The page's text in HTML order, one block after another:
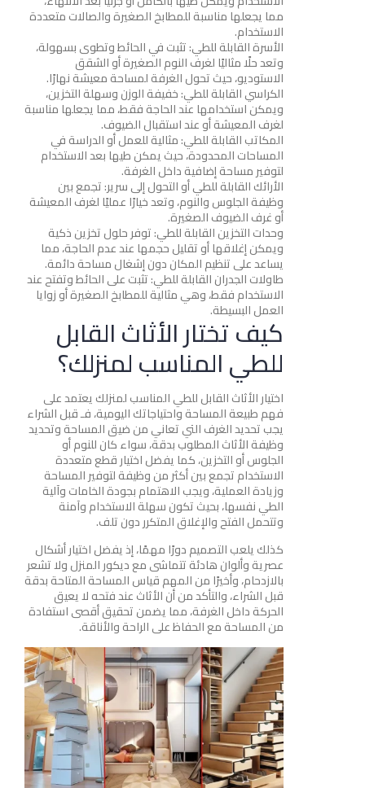
مما يجعلها مناسبة للمطابخ الصغيرة والصالات متعددة
الاستخدام.
الأسرة القابلة للطي: تثبت في الحائط وتطوى بسهولة،
وتعد حلًا مثاليًا لغرف النوم الصغيرة أو الشقق
الاستوديو، حيث تحول الغرفة لمساحة معيشة نهارًا.
الكراسي القابلة للطي: خفيفة الوزن وسهلة التخزين،
ويمكن استخدامها عند الحاجة فقط، مما يجعلها مناسبة
لغرف المعيشة أو عند استقبال الضيوف.
المكاتب القابلة للطي: مثالية للعمل أو الدراسة في
المساحات المحدودة، حيث يمكن طيها بعد الاستخدام
لتوفير مساحة إضافية داخل الغرفة.
الأرائك القابلة للطي أو التحول إلى سرير: تجمع بين
وظيفة الجلوس والنوم، وتعد خيارًا عمليًا لغرف المعيشة
أو غرف الضيوف الصغيرة.
وحدات التخزين القابلة للطي: توفر حلول تخزين ذكية
ويمكن إغلاقها أو تقليل حجمها عند عدم الحاجة، مما
يساعد على تنظيم المكان دون إشغال مساحة دائمة.
طاولات الجدران القابلة للطي: تثبت على الحائط وتفتح عند
الاستخدام فقط، وهي مثالية للمطابخ الصغيرة أو زوايا
العمل البسيطة.
كيف تختار الأثاث القابل
للطي المناسب لمنزلك؟
اختيار الأثاث القابل للطي المناسب لمنزلك يعتمد على
فهم طبيعة المساحة واحتياجاتك اليومية، فـ قبل الشراء
يجب تحديد الغرف التي تعاني من ضيق المساحة وتحديد
وظيفة الأثاث المطلوب بدقة، سواء كان للنوم أو
الجلوس أو التخزين، كما يفضل اختيار قطع متعددة
الاستخدام تجمع بين أكثر من وظيفة لتوفير المساحة
وزيادة العملية، ويجب الاهتمام بجودة الخامات وآلية
الطي نفسها، بحيث تكون سهلة الاستخدام وآمنة
وتتحمل الفتح والإغلاق المتكرر دون تلف.
كذلك يلعب التصميم دورًا مهمًا، إذ يفضل اختيار أشكال
عصرية وألوان هادئة تتماشى مع ديكور المنزل ولا تشعر
بالازدحام، وأخيرًا من المهم قياس المساحة المتاحة بدقة
قبل الشراء، والتأكد من أن الأثاث عند فتحه لا يعيق
الحركة داخل الغرفة، مما يضمن تحقيق أقصى استفادة
من المساحة مع الحفاظ على الراحة والأناقة.